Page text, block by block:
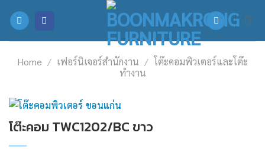
Home / เฟอร์นิเจอร์สำนักงาน / โต๊ะคอมพิวเตอร์และโต๊ะ
ทำงาน
โต๊ะคอม TWC1202/BC ขาว